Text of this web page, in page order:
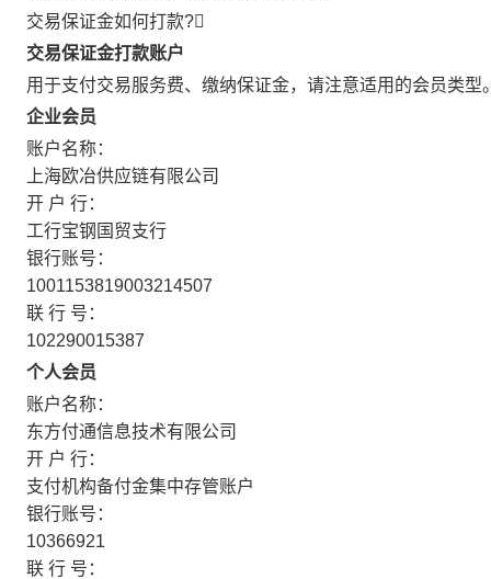
交易保证金如何打款?
交易保证金打款账户
用于支付交易服务费、缴纳保证金，请注意适用的会员类型
企业会员
账户名称：
上海欧冶供应链有限公司
开 户 行：
工行宝钢国贸支行
银行账号：
1001153819003214507
联 行 号：
102290015387
个人会员
账户名称：
东方付通信息技术有限公司
开 户 行：
支付机构备付金集中存管账户
银行账号：
10366921
联 行 号：